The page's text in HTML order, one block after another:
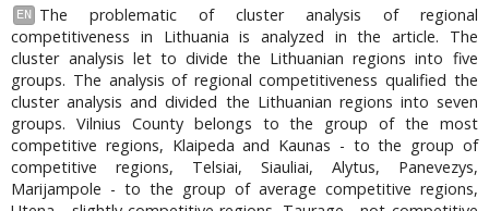
EN
The problematic of cluster analysis of regional
competitiveness in Lithuania is analyzed in the article. The
cluster analysis let to divide the Lithuanian regions into five
groups. The analysis of regional competitiveness qualified the
cluster analysis and divided the Lithuanian regions into seven
groups. Vilnius County belongs to the group of the most
competitive regions, Klaipeda and Kaunas - to the group of
competitive regions, Telsiai, Siauliai, Alytus, Panevezys,
Marijampole - to the group of average competitive regions,